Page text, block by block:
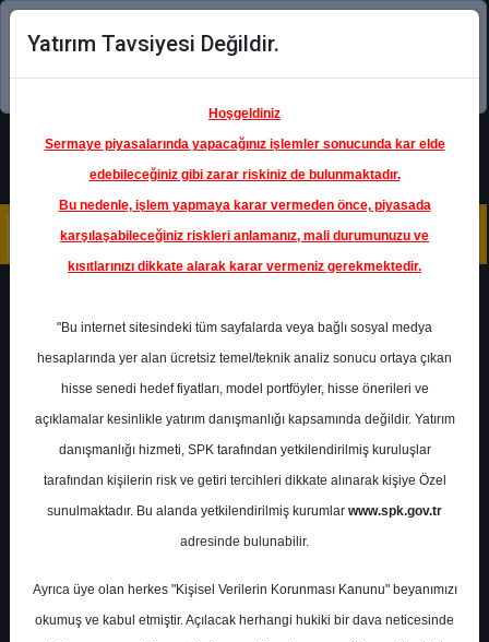
Şimdi uygulamayı indirin!
Ana Sayfa Raporlar
Deniz Yatırım
Rapor Detay
Çeyreksel Enerji Bülteni
Deniz Yatırım 01 Temmuz 2026
Yatırım Tavsiyesi Değildir.
Hoşgeldiniz
Sermaye piyasalarında yapacağınız işlemler sonucunda kar elde
edebileceğiniz gibi zarar riskiniz de bulunmaktadır.
Bu nedenle, işlem yapmaya karar vermeden önce, piyasada
karşılaşabileceğiniz riskleri anlamanız, mali durumunuzu ve
kısıtlarınızı dikkate alarak karar vermeniz gerekmektedir.
"Bu internet sitesindeki tüm sayfalarda veya bağlı sosyal medya
hesaplarında yer alan ücretsiz temel/teknik analiz sonucu ortaya çıkan
hisse senedi hedef fiyatları, model portföyler, hisse önerileri ve
açıklamalar kesinlikle yatırım danışmanlığı kapsamında değildir. Yatırım
danışmanlığı hizmeti, SPK tarafından yetkilendirilmiş kuruluşlar
tarafından kişilerin risk ve getiri tercihleri dikkate alınarak kişiye Özel
sunulmaktadır. Bu alanda yetkilendirilmiş kurumlar www.spk.gov.tr
adresinde bulunabilir.
Ayrıca üye olan herkes "Kişisel Verilerin Korunması Kanunu" beyanımızı
okumuş ve kabul etmiştir. Açılacak herhangi hukiki bir dava neticesinde